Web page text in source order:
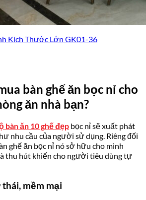
Kích Thước Lớn GK01-36
bàn ghế ăn bọc nỉ cho
ăn nhà bạn?
bàn ăn 10 ghế đẹp bọc nỉ sẽ xuất phát
nhu cầu của người sử dụng. Riêng đối
ghế ăn bọc nỉ nó sở hữu cho mình
thu hút khiến cho người tiêu dùng tự
mềm mại